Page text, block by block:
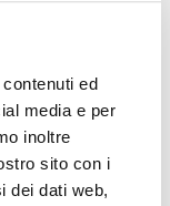
ed
media e per
inoltre
sito con i
dei dati web,
55-14
50-15
185/55-14
55-14
55-14